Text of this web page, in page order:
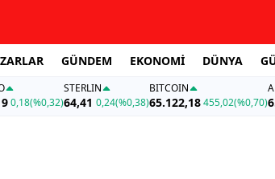
GÜNDEM EKONOMİ DÜNYA
0,18(%0,32)
STERLIN
64,41 0,24(%0,38)
BITCOIN
65.122,18455,02(%0,70)